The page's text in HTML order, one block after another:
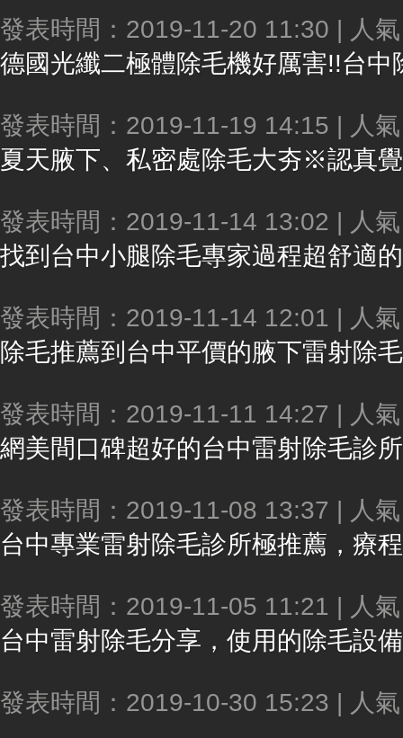
發表時間：2019-11-20 11:30 | 人
德國光纖二極體除毛機好厲害!!台中
發表時間：2019-11-19 14:15 | 人
夏天腋下、私密處除毛大夯※認真
發表時間：2019-11-14 13:02 | 人
找到台中小腿除毛專家過程超舒適的呀！
發表時間：2019-11-14 12:01 | 人
除毛推薦到台中平價的腋下雷射除毛
發表時間：2019-11-11 14:27 | 人
網美間口碑超好的台中雷射除毛診
發表時間：2019-11-08 13:37 | 人
台中專業雷射除毛診所極推薦，療程完整又
發表時間：2019-11-05 11:21 | 人
台中雷射除毛分享，使用的除毛設備和
發表時間：2019-10-30 15:23 | 人